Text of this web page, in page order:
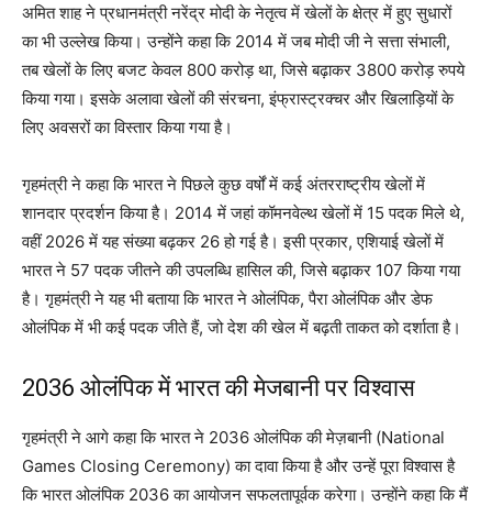
अमित शाह ने प्रधानमंत्री नरेंद्र मोदी के नेतृत्व में खेलों के क्षेत्र में हुए सुधारों
का भी उल्लेख किया। उन्होंने कहा कि 2014 में जब मोदी जी ने सत्ता संभाली,
तब खेलों के लिए बजट केवल 800 करोड़ था, जिसे बढ़ाकर 3800 करोड़ रुपये
किया गया। इसके अलावा खेलों की संरचना, इंफ्रास्ट्रक्चर और खिलाड़ियों के
लिए अवसरों का विस्तार किया गया है।
गृहमंत्री ने कहा कि भारत ने पिछले कुछ वर्षों में कई अंतरराष्ट्रीय खेलों में
शानदार प्रदर्शन किया है। 2014 में जहां कॉमनवेल्थ खेलों में 15 पदक मिले थे,
वहीं 2026 में यह संख्या बढ़कर 26 हो गई है। इसी प्रकार, एशियाई खेलों में
भारत ने 57 पदक जीतने की उपलब्धि हासिल की, जिसे बढ़ाकर 107 किया गया
है। गृहमंत्री ने यह भी बताया कि भारत ने ओलंपिक, पैरा ओलंपिक और डेफ
ओलंपिक में भी कई पदक जीते हैं, जो देश की खेल में बढ़ती ताकत को दर्शाता है।
2036 ओलंपिक में भारत की मेजबानी पर विश्वास
गृहमंत्री ने आगे कहा कि भारत ने 2036 ओलंपिक की मेज़बानी (National
Games Closing Ceremony) का दावा किया है और उन्हें पूरा विश्वास है
कि भारत ओलंपिक 2036 का आयोजन सफलतापूर्वक करेगा। उन्होंने कहा कि मैं